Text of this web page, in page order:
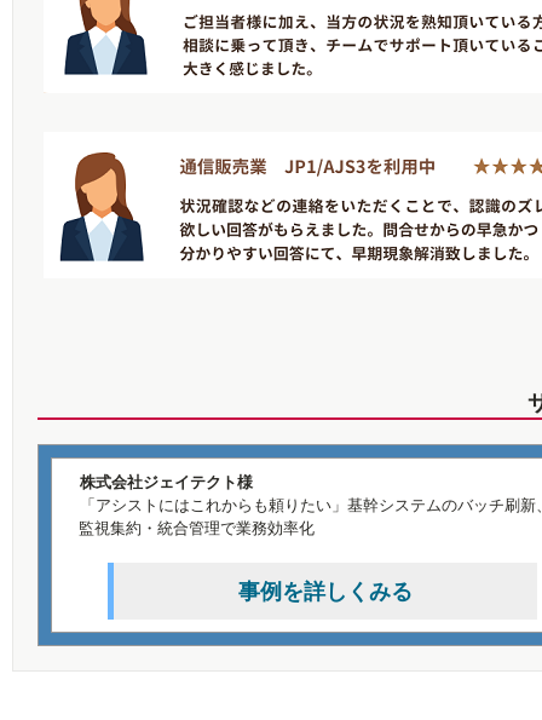
株式会社ジェイテクト様
「アシストにはこれからも頼りたい」基幹システムのバッチ刷新
監視集約・統合管理で業務効率化
事例を詳しくみる